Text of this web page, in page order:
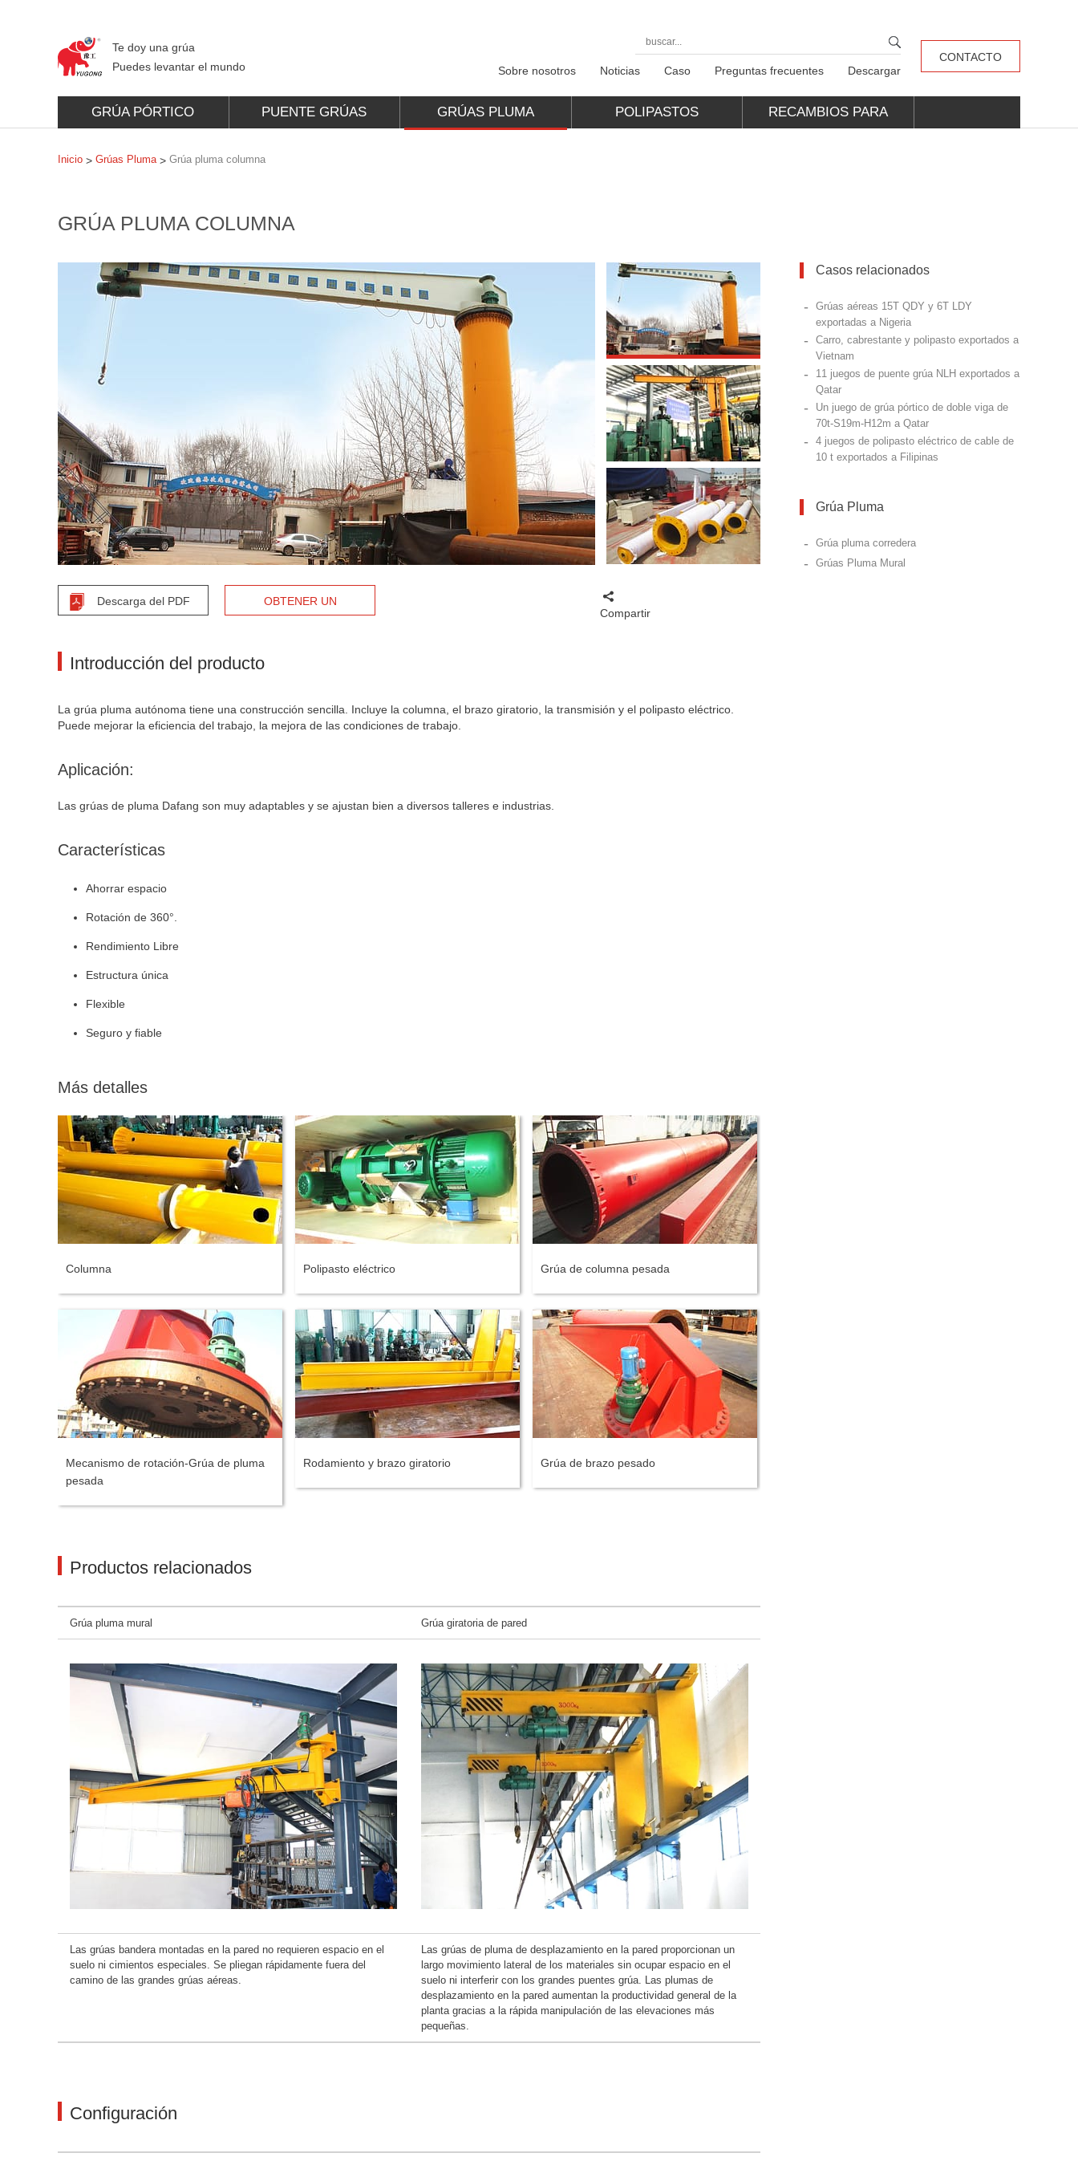
Te doy una grúa
Puedes levantar el mundo
CONTACTO
Sobre nosotros
Noticias Caso Preguntas frecuentes Descargar
GRÚA PÓRTICO PUENTE GRÚAS GRÚAS PLUMA POLIPASTOS RECAMBIOS PARA
Inicio > Grúas Pluma> Grúa pluma columna
GRÚA PLUMA COLUMNA
Descarga del PDF OBTENER UN
Compartir
Introducción del producto
La grúa pluma autónoma tiene una construcción sencilla. Incluye la columna, el brazo giratorio, la transmisión y el polipasto eléctrico.
Puede mejorar la eficiencia del trabajo, la mejora de las condiciones de trabajo.
Aplicación:
Las grúas de pluma Dafang son muy adaptables y se ajustan bien a diversos talleres e industrias.
Características
Ahorrar espacio
Rotación de 360°.
Rendimiento Libre
Estructura única
Flexible
Seguro y fiable
Más detalles
Columna Polipasto eléctrico Grúa de columna pesada
Mecanismo de rotación-Grúa de pluma
pesada
Rodamiento y brazo giratorio Grúa de brazo pesado
Productos relacionados
Grúa pluma mural Grúa giratoria de pared
Las grúas bandera montadas en la pared no requieren espacio en el
suelo ni cimientos especiales. Se pliegan rápidamente fuera del
camino de las grandes grúas aéreas.
Las grúas de pluma de desplazamiento en la pared proporcionan un
largo movimiento lateral de los materiales sin ocupar espacio en el
suelo ni interferir con los grandes puentes grúa. Las plumas de
desplazamiento en la pared aumentan la productividad general de la
planta gracias a la rápida manipulación de las elevaciones más
pequeñas.
Configuración
Casos relacionados
- Grúas aéreas 15T QDY y 6T LDY
exportadas a Nigeria
- Carro, cabrestante y polipasto exportados a
Vietnam
-
11 juegos de puente grúa NLH exportados a
Qatar
-
Un juego de grúa pórtico de doble viga de
70t-S19m-H12m a Qatar
- 4 juegos de polipasto eléctrico de cable de
10 t exportados a Filipinas
Grúa Pluma
- Grúa pluma corredera
- Grúas Pluma Mural